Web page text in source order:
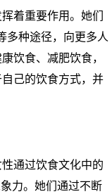
着重要作用。她们
多种途径，向更多人
饮食、减肥饮食，
己的饮食方式，并
通过饮食文化中的
力。她们通过不断